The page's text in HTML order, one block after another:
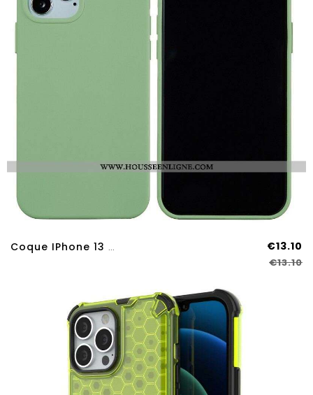
Coque IPhone 13 Pro Max Silicone Liquide €13.10
€13.10